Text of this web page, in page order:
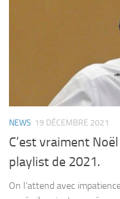
NEWS 19 DÉCEMBRE 2021
C’est vraiment
playlist de 2021.
On l’attend avec